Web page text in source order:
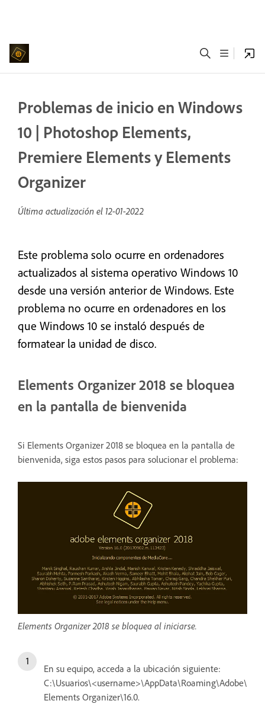
Problemas de inicio en Windows
10 | Photoshop Elements,
Premiere Elements y Elements
Organizer
Última actualización el 12-01-2022
Este problema solo ocurre en ordenadores
actualizados al sistema operativo Windows 10
desde una versión anterior de Windows. Este
problema no ocurre en ordenadores en los
que Windows 10 se instaló después de
formatear la unidad de disco.
Elements Organizer 2018 se bloquea
en la pantalla de bienvenida
Si Elements Organizer 2018 se bloquea en la pantalla de
bienvenida, siga estos pasos para solucionar el problema:
Elements Organizer 2018 se bloquea al iniciarse.
En su equipo, acceda a la ubicación siguiente:
C:\Usuarios\<username>\AppData\Roaming\Adobe\
Elements Organizer\16.0.